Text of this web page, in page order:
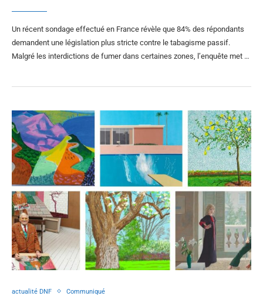
Un récent sondage effectué en France révèle que 84% des répondants
demandent une législation plus stricte contre le tabagisme passif.
Malgré les interdictions de fumer dans certaines zones, l’enquête met …
actualité DNF Communiqué